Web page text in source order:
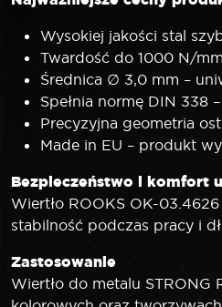
Wysokiej jakości stal
Twardość do 1000 N/
Średnica ∅ 3,0 mm –
Spełnia normę DIN 338
Precyzyjna geometria
Made in EU – produkt
Bezpieczeństwo i komfort
Wiertło ROOKS OK-
stabilność podczas pracy i
Zastosowanie
Wiertło do metalu